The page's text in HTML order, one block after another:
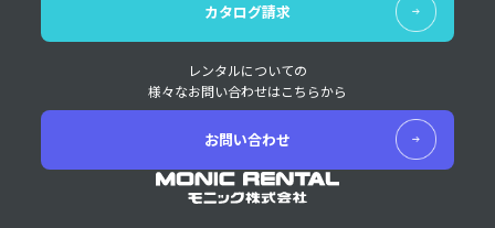
カタログ請求
レンタルについての
様々なお問い合わせはこちらから
お問い合わせ